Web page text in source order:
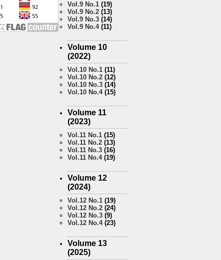
Vol.9 No.1 (19)
Vol.9 No.2 (13)
Vol.9 No.3 (14)
Vol.9 No.4(11)
Volume 10
(2022)
Vol.10 No.1 (11)
Vol.10 No.2 (12)
Vol.10 No.3 (14)
Vol.10 No.4(15)
Volume 11
(2023)
Vol.11 No.1 (15)
Vol.11 No.2 (13)
Vol.11 No.3 (16)
Vol.11 No.4(19)
Volume 12
(2024)
Vol.12 No.1 (19)
Vol.12 No.2 (24)
Vol.12 No.3 (9)
Vol.12 No.4(23)
Volume 13
(2025)